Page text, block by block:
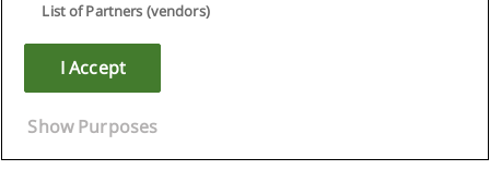
Copyright © Educaedu Business S.L. - CIF : B-95610580: -
List of Partners (vendors)
I Accept
Show Purposes